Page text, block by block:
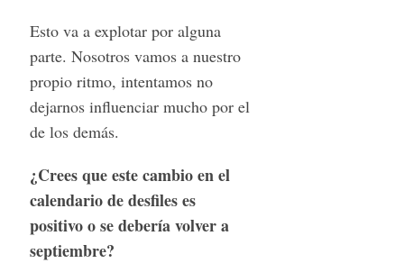
Esto va a explotar por alguna
parte. Nosotros vamos a nuestro
propio ritmo, intentamos no
dejarnos influenciar mucho por el
de los demás.
¿Crees que este cambio en el
calendario de desfiles es
positivo o se debería volver a
septiembre?